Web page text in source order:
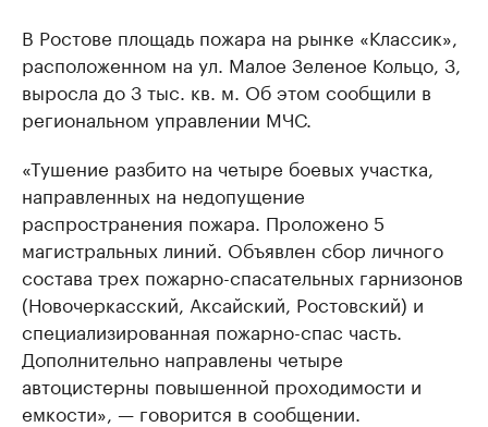
В Ростове площадь пожара на рынке «Классик»,
расположенном на ул. Малое Зеленое Кольцо, 3,
выросла до 3 тыс. кв. м. Об этом сообщили в
региональном управлении МЧС.
«Тушение разбито на четыре боевых участка,
направленных на недопущение
распространения пожара. Проложено 5
магистральных линий. Объявлен сбор личного
состава трех пожарно-спасательных гарнизонов
(Новочеркасский, Аксайский, Ростовский) и
специализированная пожарно-спас часть.
Дополнительно направлены четыре
автоцистерны повышенной проходимости и
емкости», — говорится в сообщении.